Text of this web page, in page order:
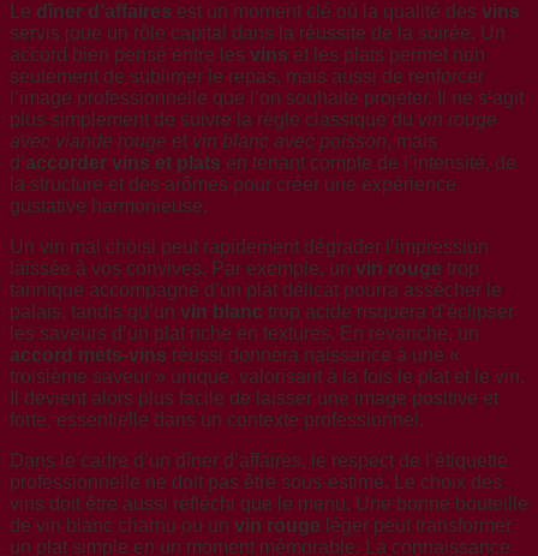
Le dîner d’affaires est un moment clé où la qualité des vins
servis joue un rôle capital dans la réussite de la soirée. Un
accord bien pensé entre les vins et les plats permet non
seulement de sublimer le repas, mais aussi de renforcer
l’image professionnelle que l’on souhaite projeter. Il ne s’agit
plus simplement de suivre la règle classique du vin rouge
avec viande rouge et vin blanc avec poisson, mais
d’accorder vins et plats en tenant compte de l’intensité, de
la structure et des arômes pour créer une expérience
gustative harmonieuse.
Un vin mal choisi peut rapidement dégrader l’impression
laissée à vos convives. Par exemple, un vin rouge trop
tannique accompagné d’un plat délicat pourra assécher le
palais, tandis qu’un vin blanc trop acide risquera d’éclipser
les saveurs d’un plat riche en textures. En revanche, un
accord mets-vins réussi donnera naissance à une «
troisième saveur » unique, valorisant à la fois le plat et le vin.
Il devient alors plus facile de laisser une image positive et
forte, essentielle dans un contexte professionnel.
Dans le cadre d’un dîner d’affaires, le respect de l’étiquette
professionnelle ne doit pas être sous-estimé. Le choix des
vins doit être aussi réfléchi que le menu. Une bonne bouteille
de vin blanc charnu ou un vin rouge léger peut transformer
un plat simple en un moment mémorable. La connaissance